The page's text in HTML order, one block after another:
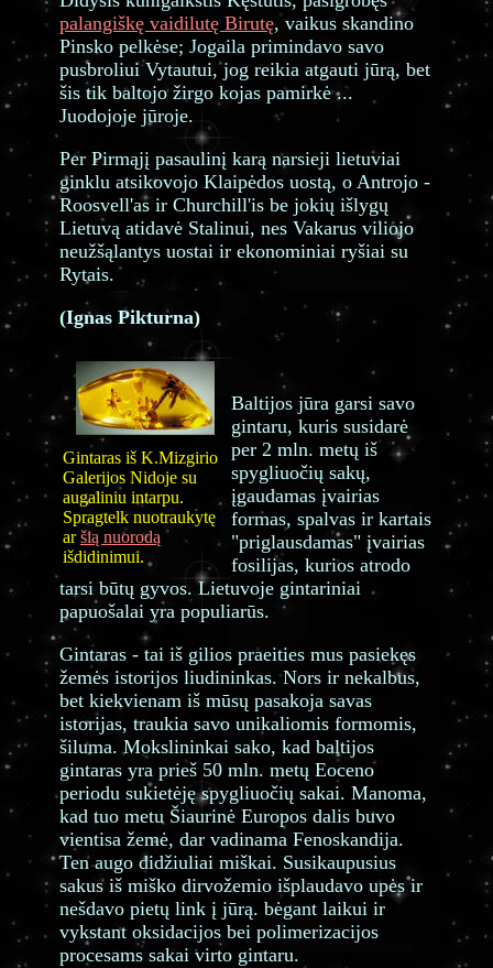
palangiškę vaidilutę Birutę, vaikus skandino
Pinsko pelkėse; Jogaila primindavo savo
pusbroliui Vytautui, jog reikia atgauti jūrą, bet
šis tik baltojo žirgo kojas pamirkė ...
Juodojoje jūroje.
Per Pirmąjį pasaulinį karą narsieji lietuviai
ginklu atsikovojo Klaipėdos uostą, o Antrojo -
Roosvell'as ir Churchill'is be jokių išlygų
Lietuvą atidavė Stalinui, nes Vakarus viliojo
neužšąlantys uostai ir ekonominiai ryšiai su
Rytais.
(Ignas Pikturna)
Gintaras iš K.Mizgirio
Galerijos Nidoje su
augaliniu intarpu.
Spragtelk nuotraukytę
aršią nuorodą
išdidinimui.
Baltijos jūra garsi savo
gintaru, kuris susidarė
per 2 mln. metų iš
spygliuočių sakų,
įgaudamas įvairias
formas, spalvas ir kartais
"priglausdamas" įvairias
fosilijas, kurios atrodo
tarsi būtų gyvos. Lietuvoje gintariniai
papuošalai yra populiarūs.
Gintaras - tai iš gilios praeities mus pasiekęs
žemės istorijos liudininkas. Nors ir nekalbus,
bet kiekvienam iš mūsų pasakoja savas
istorijas, traukia savo unikaliomis formomis,
šiluma. Mokslininkai sako, kad baltijos
gintaras yra prieš 50 mln. metų Eoceno
periodu sukietėję spygliuočių sakai. Manoma,
kad tuo metu Šiaurinė Europos dalis buvo
vientisa žemė, dar vadinama Fenoskandija.
Ten augo didžiuliai miškai. Susikaupusius
sakus iš miško dirvožemio išplaudavo upės ir
nešdavo pietų link į jūrą. bėgant laikui ir
vykstant oksidacijos bei polimerizacijos
procesams sakai virto gintaru.